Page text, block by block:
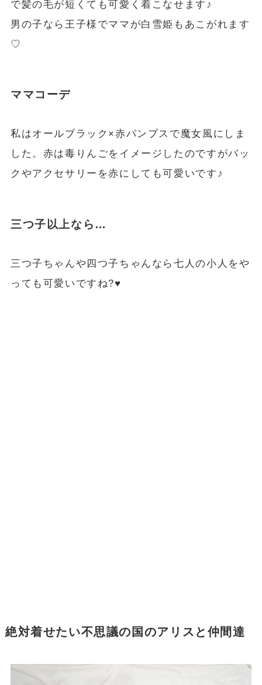
で髪の毛が短くても可愛く着こなせます♪
男の子なら王子様でママが白雪姫もあこがれます
♡
ママコーデ
私はオールブラック×赤パンプスで魔女風にしま
した。赤は毒りんごをイメージしたのですがバッ
クやアクセサリーを赤にしても可愛いです♪
三つ子以上なら…
三つ子ちゃんや四つ子ちゃんなら七人の小人をや
っても可愛いですね?♥
絶対着せたい不思議の国のアリスと仲間達